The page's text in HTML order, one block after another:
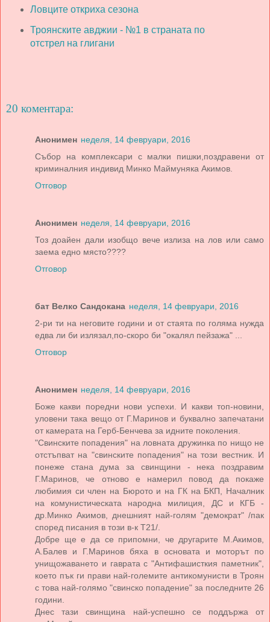
Ловците откриха сезона
Троянските авджии - №1 в страната по
отстрел на глигани
20 коментара:
Анонимен неделя, 14 февруари, 2016
Събор на комплексари с малки пишки,поздравени от
криминалния индивид Минко Маймуняка Акимов.
Отговор
Анонимен неделя, 14 февруари, 2016
Тоз доайен дали изобщо вече излиза на лов или само
заема едно място????
Отговор
бат Велко Сандокана неделя, 14 февруари, 2016
2-ри ти на неговите години и от стаята по голяма нужда
едва ли би излязал,по-скоро би "окалял пейзажа" ...
Отговор
Анонимен неделя, 14 февруари, 2016
Боже какви поредни нови успехи. И какви топ-новини,
уловени така вещо от Г.Маринов и буквално запечатани
от камерата на Герб-Бенчева за идните поколения.
"Свинските попадения" на ловната дружинка по нищо не
отстъпват на "свинските попадения" на този вестник. И
понеже стана дума за свинщини - нека поздравим
Г.Маринов, че отново е намерил повод да покаже
любимия си член на Бюрото и на ГК на БКП, Началник
на комунистическата народна милиция, ДС и КГБ -
др.Минко Акимов, днешният най-голям "демократ" /пак
според писания в този в-к Т21/.
Добре ще е да се припомни, че другарите М.Акимов,
А.Балев и Г.Маринов бяха в основата и моторът по
унищожаването и гаврата с "Антифашисткия паметник",
което пък ги прави най-големите антикомунисти в Троян
с това най-голямо "свинско попадение" за последните 26
години.
Днес тази свинщина най-успешно се поддържа от